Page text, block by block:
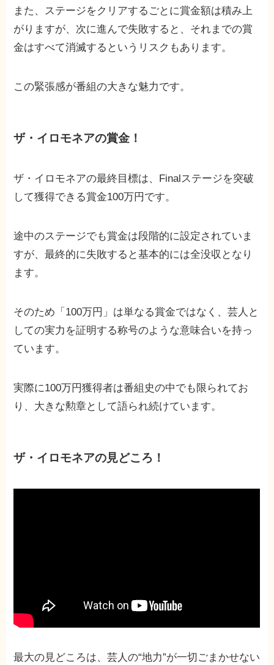
また、ステージをクリアするごとに賞金額は積み上
がりますが、次に進んで失敗すると、それまでの賞
金はすべて消滅するというリスクもあります。
この緊張感が番組の大きな魅力です。
ザ・イロモネアの賞金！
ザ・イロモネアの最終目標は、Finalステージを突破
して獲得できる賞金100万円です。
途中のステージでも賞金は段階的に設定されていま
すが、最終的に失敗すると基本的には全没収となり
ます。
そのため「100万円」は単なる賞金ではなく、芸人と
しての実力を証明する称号のような意味合いを持っ
ています。
実際に100万円獲得者は番組史の中でも限られてお
り、大きな勲章として語られ続けています。
ザ・イロモネアの見どころ！
最大の見どころは、芸人の“地力”が一切ごまかせない